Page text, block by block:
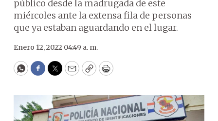
público desde la madrugada de este
miércoles ante la extensa fila de personas
que ya estaban aguardando en el lugar.
Enero 12, 2022 04:49 a. m.
WhatsApp
Facebook
Twitter
EmailCopyPrint